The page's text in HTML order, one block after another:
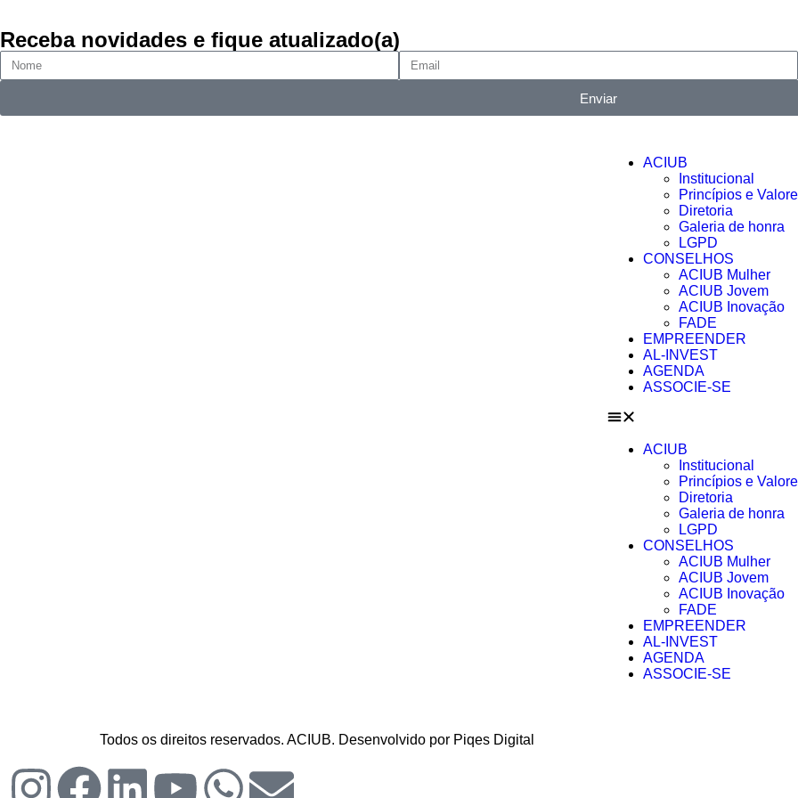
Receba novidades e fique atualizado(a)
Enviar
ACIUB
Institucional
Princípios e
Diretoria
Galeria de honra
LGPD
CONSELHOS
ACIUB Mulher
ACIUB Jovem
ACIUB Inovação
FADE
EMPREENDER
AL-INVEST
AGENDA
ASSOCIE-SE
ACIUB
Institucional
Princípios e
Diretoria
Galeria de honra
LGPD
CONSELHOS
ACIUB Mulher
ACIUB Jovem
ACIUB Inovação
FADE
EMPREENDER
AL-INVEST
AGENDA
ASSOCIE-SE
Todos os direitos reservados. ACIUB. Desenvolvido por Piqes Digital